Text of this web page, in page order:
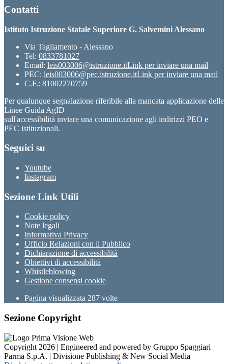
Contatti
Istituto Istruzione Statale Superiore G. Salvemini Alessano
Via Tagliamento - Alessano
Tel: 0833781027
Email: leis003006@istruzione.itLink per inviare una mail
PEC: leis003006@pec.istruzione.itLink per inviare una mail
C.F.: 81002270759
Per qualunque segnalazione riferibile alla mancata applicazione delle
Linee Guida AgID
sull'accessibilità inviare una comunicazione agli indirizzi PEO e
PEC istituzionali.
Seguici su
Youtube
Instagram
Sezione Link Utili
Cookie policy
Note legali
Informativa Privacy
Ufficio Relazioni con il Pubblico
Dichiarazione di accessibilità
Obiettivi di accessibilità
Whistleblowing
Gestione consensi cookie
Pagina visualizzata 287 volte
Sezione Copyright
Copyright 2026 | Engineered and powered by Gruppo Spaggiari
Parma S.p.A. | Divisione Publishing & New Social Media